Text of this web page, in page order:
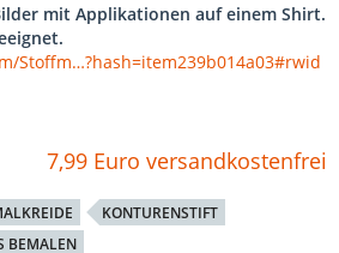
mit Applikationen auf einem Shirt.
Stoffm…?hash=item239b014a03#rwid
7,99 Euro versandkostenfrei
KONTURENSTIFT
BEMALEN